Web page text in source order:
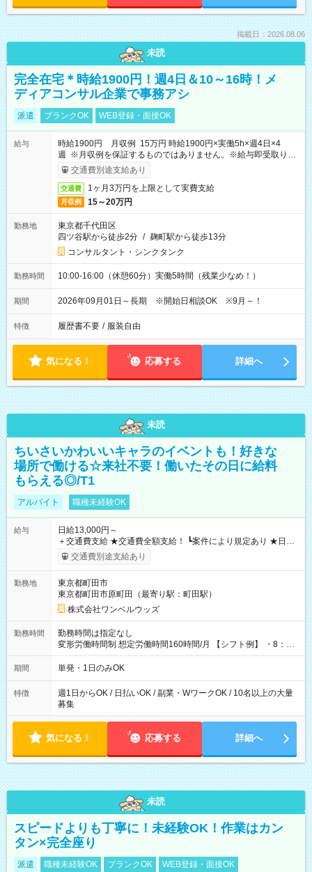
掲載日：2026.08.06
未読
完全在宅＊時給1900円！週4日＆10～16時！メ
ディアコンサル企業で事務アシ
派遣 ブランクOK WEB登録・面接OK
給与
時給1900円 月収例 15万円 時給1900円×実働5h×週4日×4
週 ※月収例を保証するものではありません。※給与即受取りサ
ービス利用可（利用条件有）
交通費別途支給あり
交通費 1ヶ月3万円を上限として実費支給
月収例 15～20万円
勤務地
東京都千代田区
四ツ谷駅から徒歩2分 / 麹町駅から徒歩13分
コンサルタント・シンクタンク
勤務時間 10:00-16:00（休憩60分）実働5時間（残業少なめ！）
期間 2026年09月01日～長期 ※開始日相談OK ※9月～！
特徴 履歴書不要 / 服装自由
気になる！ 応募する 詳細へ
未読
ちいさいかわいいキャラのイベントも！好きな
場所で働ける☆来社不要！働いたその日に給料
もらえる◎/T1
アルバイト 職種未経験OK
給与
日給13,000円～
＋交通費支給 ★交通費全額支給！ ┗案件により規定あり ★日払
いOK！（規定あり） ┗働いたその日に現金GET♪ お仕事後はコ
ンビニATMから 日払い分を引き落とせます！ 【試用期間】試
交通費別途支給あり
勤務地
東京都町田市
東京都町田市原町田（最寄り駅：町田駅）
株式会社ワンベルウッズ
勤務時間
勤務時間は指定なし
変形労働時間制 想定労働時間160時間/月 【シフト例】 ・8：00
～21：00
期間 単発・1日のみOK
特徴
週1日からOK / 日払いOK / 副業・WワークOK / 10名以上の大量
募集
気になる！ 応募する 詳細へ
未読
スピードよりも丁寧に！未経験OK！作業はカン
タン×完全座り
派遣 職種未経験OK ブランクOK WEB登録・面接OK